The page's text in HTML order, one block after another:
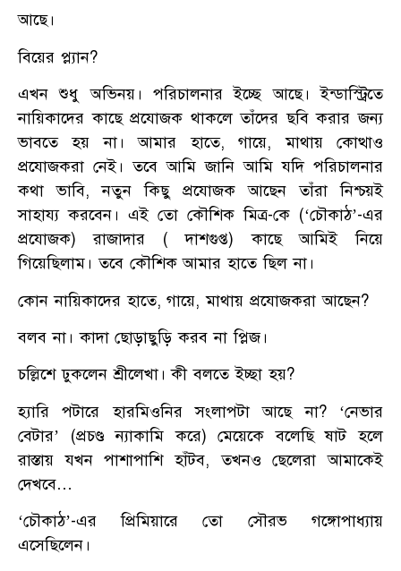
আছে।
বিয়ের প্ল্যান?
এখন শুধু অভিনয়। পরিচালনার ইচ্ছে আছে। ইন্ডাস্ট্রিতে
নায়িকাদের কাছে প্রযোজক থাকলে তাঁদের ছবি করার জন্য
ভাবতে হয় না। আমার হাতে, গায়ে, মাথায় কোত্থাও
প্রযোজকরা নেই। তবে আমি জানি আমি যদি পরিচালনার
কথা ভাবি, নতুন কিছু প্রযোজক আছেন তাঁরা নিশ্চয়ই
সাহায্য করবেন। এই তো কৌশিক মিত্র-কে (‘চৌকাঠ’-এর
প্রযোজক) রাজাদার ( দাশগুপ্ত) কাছে আমিই নিয়ে
গিয়েছিলাম। তবে কৌশিক আমার হাতে ছিল না।
কোন নায়িকাদের হাতে, গায়ে, মাথায় প্রযোজকরা আছেন?
বলব না। কাদা ছোড়াছুড়ি করব না প্লিজ।
চল্লিশে ঢুকলেন শ্রীলেখা। কী বলতে ইচ্ছা হয়?
হ্যারি পটারে হারমিওনির সংলাপটা আছে না? ‘নেভার
বেটার’ (প্রচণ্ড ন্যাকামি করে) মেয়েকে বলেছি ষাট হলে
রাস্তায় যখন পাশাপাশি হাঁটব, তখনও ছেলেরা আমাকেই
দেখবে…
‘চৌকাঠ’-এর প্রিমিয়ারে তো সৌরভ গঙ্গোপাধ্যায়
এসেছিলেন।